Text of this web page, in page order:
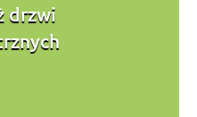
drzwi